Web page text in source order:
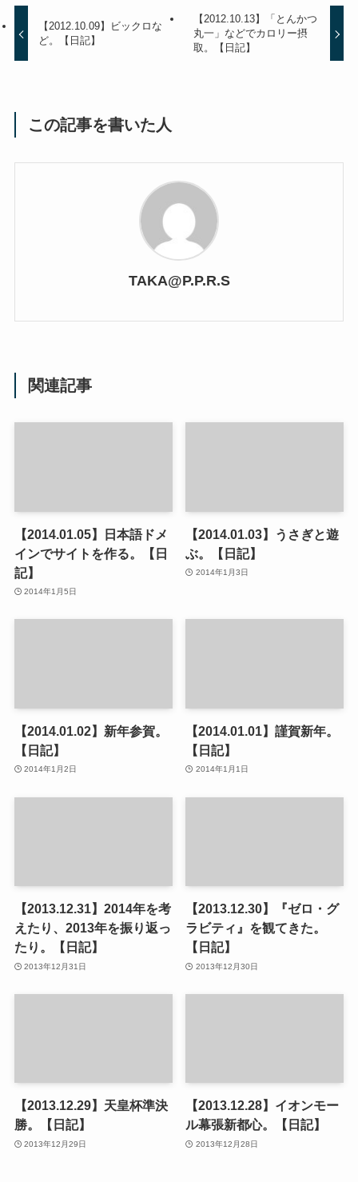
【2012.10.09】ビックロな
ど。【日記】
【2012.10.13】「とんかつ
丸一」などでカロリー摂
取。【日記】
この記事を書いた人
TAKA@P.P.R.S
関連記事
【2014.01.05】日本語ドメ
インでサイトを作る。【日
記】
2014年1月5日
【2014.01.03】うさぎと遊
ぶ。【日記】
2014年1月3日
【2014.01.02】新年参賀。
【日記】
2014年1月2日
【2014.01.01】謹賀新年。
【日記】
2014年1月1日
【2013.12.31】2014年を考
えたり、2013年を振り返っ
たり。【日記】
2013年12月31日
【2013.12.30】『ゼロ・グ
ラビティ』を観てきた。
【日記】
2013年12月30日
【2013.12.29】天皇杯準決
勝。【日記】
2013年12月29日
【2013.12.28】イオンモー
ル幕張新都心。【日記】
2013年12月28日